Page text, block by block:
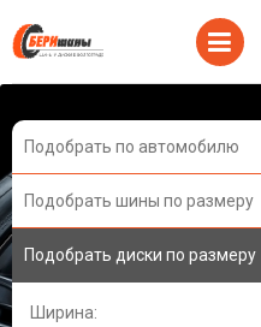
Подобрать по автомобилю
Подобрать шины по размеру
Подобрать диски по размеру
Ширина: